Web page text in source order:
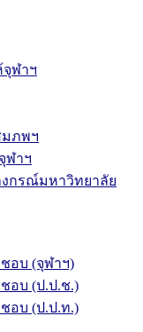
จุฬาฯ
ภพฯ
ฬาฯ
งกรณ์มหาวิทยาลัย
อบ (จุฬาฯ)
อบ (ป.ป.ช.)
อบ (ป.ป.ท.)